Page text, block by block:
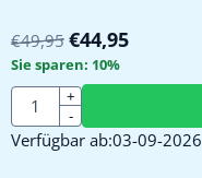
€49,95 €44,95
Sie sparen: 10%
Anzahl
+
-
Verfügbar ab:03-09-2026